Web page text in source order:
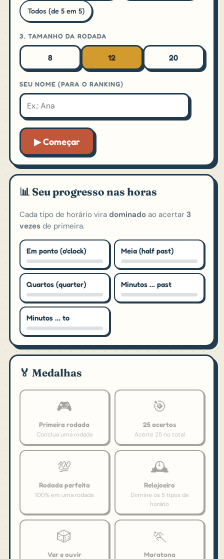
Todos (de 5 em 5)
3. TAMANHO DA RODADA
8 12 20
SEU NOME (PARA O RANKING)
▶ Começar
📊 Seu progresso nas horas
Cada tipo de horário vira dominadoao acertar 3
vezesde primeira.
Em ponto (o'clock) Meia (half past)
Quartos (quarter) Minutos … past
Minutos … to
🏅 Medalhas
🎮
Primeira rodada
Conclua uma rodada
🎯
25 acertos
Acerte 25 no total
💯
Rodada perfeita
100% em uma rodada
🕰️
Relojoeiro
Domine os 5 tipos de
horário
🎲
Ver e ouvir
🏃
Maratona